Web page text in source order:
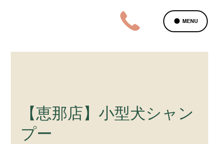
MENU
【恵那店】小型犬シャン
プー